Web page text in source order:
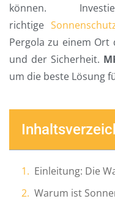
können.
richtige
Pergola zu einem Ort
und der Sicherheit.
um die beste Lösung